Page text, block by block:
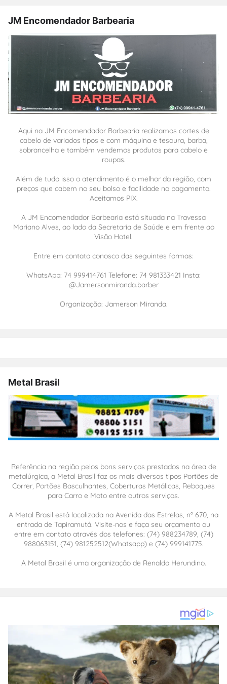
JM Encomendador Barbearia
Aqui na JM Encomendador Barbearia realizamos cortes de
cabelo de variados tipos e com máquina e tesoura, barba,
sobrancelha e também vendemos produtos para cabelo e
roupas.
Além de tudo isso o atendimento é o melhor da região, com
preços que cabem no seu bolso e facilidade no pagamento.
Aceitamos PIX.
A JM Encomendador Barbearia está situada na Travessa
Mariano Alves, ao lado da Secretaria de Saúde e em frente ao
Visão Hotel.
Entre em contato conosco das seguintes formas:
WhatsApp: 74 999414761 Telefone: 74 981333421 Insta:
@Jamersonmiranda.barber
Organização: Jamerson Miranda.
Metal Brasil
Referência na região pelos bons serviços prestados na área de
metalúrgica, a Metal Brasil faz os mais diversos tipos Portões de
Correr, Portões Basculhantes, Coberturas Metálicas, Reboques
para Carro e Moto entre outros serviços.
A Metal Brasil está localizada na Avenida das Estrelas, nº 670, na
entrada de Tapiramutá. Visite-nos e faça seu orçamento ou
entre em contato através dos telefones: (74) 988234789, (74)
988063151, (74) 981252512(Whatsapp) e (74) 999141775.
A Metal Brasil é uma organização de Renaldo Herundino.